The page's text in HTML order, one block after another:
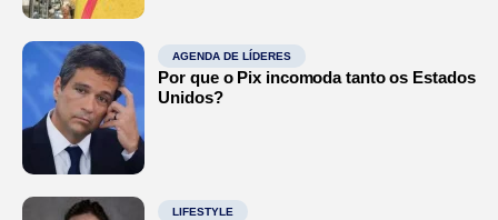
AGENDA DE LÍDERES
Por que o Pix incomoda tanto os Estados
Unidos?
LIFESTYLE